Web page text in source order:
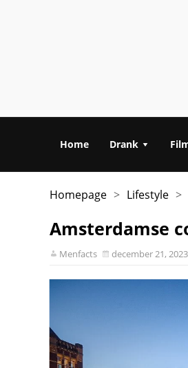
Home Drank
Homepage > Lifestyle >
Amsterdamse
Menfacts december 21, 2023